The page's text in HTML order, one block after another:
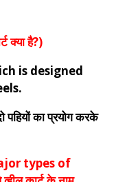
क्या है?)
is designed
पहियों का प्रयोग करके
types of